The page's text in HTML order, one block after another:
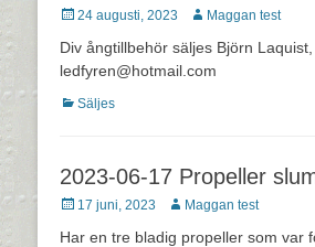
Postades
24 augusti, 2023 Författare
Maggan test
Div ångtillbehör säljes Björn Laquist,
ledfyren@hotmail.com
Kategorier
Säljes
2023-06-17 Propeller
Postades
17 juni, 2023 Författare
Maggan test
Har en tre bladig propeller som var